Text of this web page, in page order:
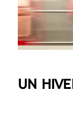
UN